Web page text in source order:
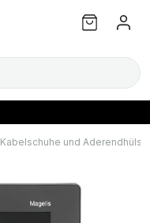
Kabelschuhe und